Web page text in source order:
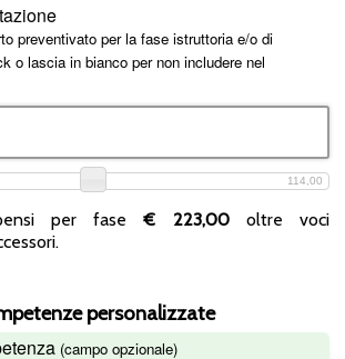
preventivato per la fase istruttoria e/o di
o lascia in bianco per non includere nel
114,00
per fase€ 223,00oltre voci
personalizzate
(campo opzionale)